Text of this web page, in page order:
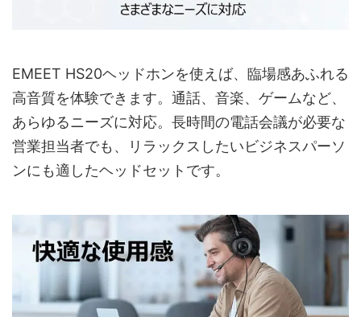
EMEET HS20ヘッドホンを使えば、臨場感あふれる
高音質を体験できます。通話、音楽、ゲームなど、
あらゆるニーズに対応。長時間の電話会議が必要な
営業担当者でも、リラックスしたいビジネスパーソ
ンにも適したヘッドセットです。